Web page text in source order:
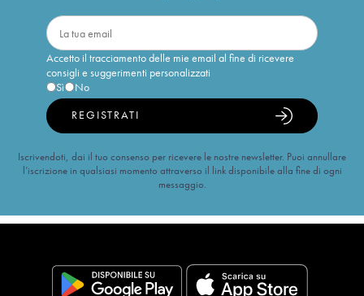
Accetto il tracciamento delle mie email al fine di ricevere
consigli e suggerimenti personalizzati
Sì
No
REGISTRATI
Iscrivendoti, dai il tuo consenso per ricevere le nostre newsletter. Puoi annullare
l’iscrizione in qualsiasi momento attraverso il link disponibile alla fine di ogni
messaggio.